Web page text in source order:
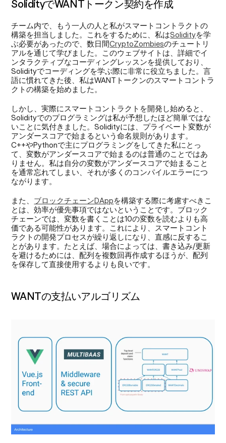
SolidityでWANTトークン契約を作成
チーム内で、もう一人の人と私がスマートコントラクトの
構築を担当しました。これをするために、私はSolidityを学
ぶ必要があったので、数日間CryptoZombiesのチュートリ
アルを通じて学びました。このウェブサイトは、詳細でイ
ンタラクティブなコーディングレッスンを提供しており、
Solidityでコーディングを学ぶ際に非常に役立ちました。言
語に慣れてきた後、私はWANTトークンのスマートコントラ
クトの構築を始めました。
しかし、実際にスマートコントラクトを開発し始めると、
Solidityでのプログラミングは私が予想したほど簡単ではな
いことに気付きました。Solidityには、プライベート変数が
アンダースコアで始まるという命名規則があります。
C++やPythonで主にプログラミングをしてきた私にとっ
て、変数がアンダースコアで始まるのは普通のことではあ
りません。私は自分の変数がアンダースコアで始まること
を通常忘れてしまい、それが多くのコンパイルエラーにつ
ながります。
また、 ブロックチェーンDAppを構築する際に考慮すべきこ
とは、効率が優先事項ではないということです。ブロック
チェーンでは、変数を書くことは10の変数を読むよりも高
価である可能性があります。これにより、スマートコント
ラクトの開発プロセスが繰り返しになり、直感に反するこ
とがあります。たとえば、場合によっては、書き込み/更新
を避けるためには、配列を複数回再作成するほうが、配列
を保存して直接使用するよりも良いです。
WANTの支払いアルゴリズム